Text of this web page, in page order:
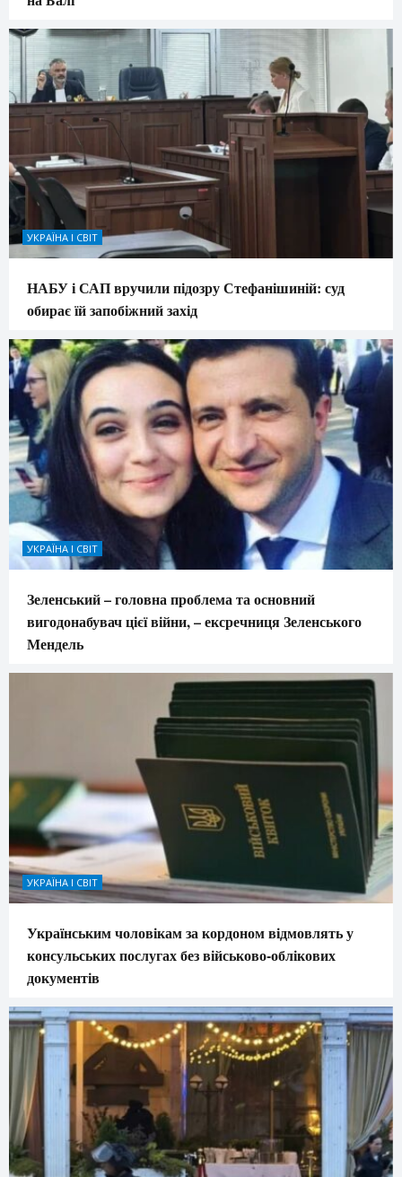
УКРАЇНА І СВІТ
НАБУ і САП вручили підозру Стефанішиній: суд
обирає їй запобіжний захід
УКРАЇНА І СВІТ
Зеленський – головна проблема та основний
вигодонабувач цієї війни, – ексречниця Зеленського
Мендель
УКРАЇНА І СВІТ
Українським чоловікам за кордоном відмовлять у
консульських послугах без військово-облікових
документів